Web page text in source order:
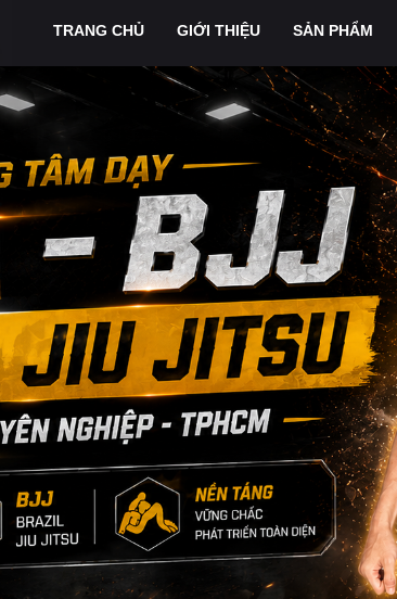
TRANG CHỦ GIỚI THIỆU SẢN PHẨM